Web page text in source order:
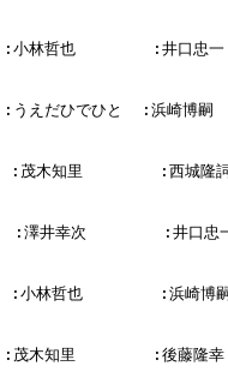
:小林哲也        :井口忠一
えだひでひと  :浜崎博嗣
茂木知里        :西城隆詞
澤井幸次        :井口忠
小林哲也        :浜崎博嗣
:茂木知里        :後藤隆幸